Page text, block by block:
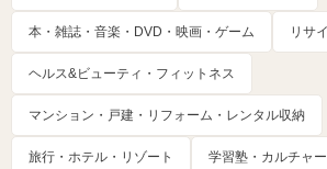
本・雑誌・音楽・DVD・映画・ゲーム リサ
ヘルス&ビューティ・フィットネス
マンション・戸建・リフォーム・レンタル収納
旅行・ホテル・リゾート 学習塾・カルチャ